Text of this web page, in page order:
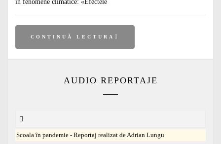
în fenomene climatice: «Efectele
CONTINUĂ LECTURA
AUDIO REPORTAJE
Școala în pandemie - Reportaj realizat de Adrian Lungu